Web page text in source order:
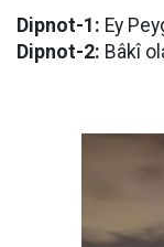
Dipnot-1: Ey
Dipnot-2: Bâkî